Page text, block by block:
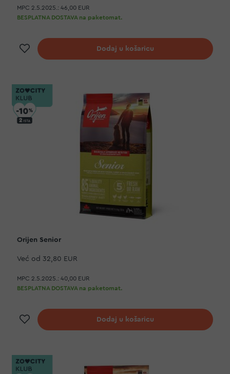
MPC 2.5.2025.: 46,00 EUR
BESPLATNA DOSTAVA na paketomat.
Dodaj na listu želja
Dodaj u košaricu
Orijen Senior
Već od 32,80 EUR
MPC 2.5.2025.: 40,00 EUR
BESPLATNA DOSTAVA na paketomat.
Dodaj na listu želja
Dodaj u košaricu